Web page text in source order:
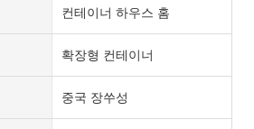
컨테이너 하우스 홈
확장형 컨테이너
중국 장쑤성